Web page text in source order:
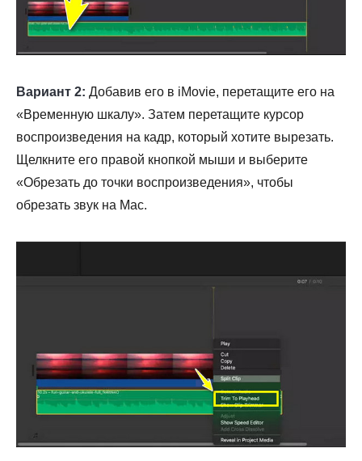
Вариант 2: Добавив его в iMovie, перетащите его на
«Временную шкалу». Затем перетащите курсор
воспроизведения на кадр, который хотите вырезать.
Щелкните его правой кнопкой мыши и выберите
«Обрезать до точки воспроизведения», чтобы
обрезать звук на Mac.